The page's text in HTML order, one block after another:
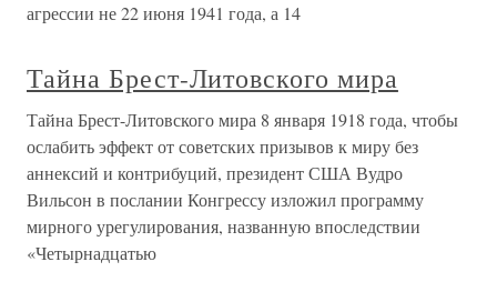
агрессии не 22 июня 1941 года, а 14
Тайна Брест-Литовского мира
Тайна Брест-Литовского мира 8 января 1918 года, чтобы
ослабить эффект от советских призывов к миру без
аннексий и контрибуций, президент США Вудро
Вильсон в послании Конгрессу изложил программу
мирного урегулирования, названную впоследствии
«Четырнадцатью